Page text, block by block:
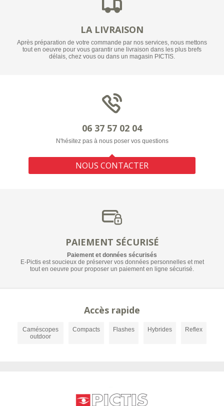
LA LIVRAISON
Après préparation de votre commande par nos services, nous mettons
tout en oeuvre pour vous garantir une livraison dans les plus brefs
délais, chez vous ou dans un magasin PICTIS.
06 37 57 02 04
N'hésitez pas à nous poser vos questions
NOUS CONTACTER
PAIEMENT SÉCURISÉ
Paiement et données sécurisés
E-Pictis est soucieux de préserver vos données personnelles et met
tout en oeuvre pour proposer un paiement en ligne sécurisé.
Accès rapide
Caméscopes
outdoor
Compacts Flashes Hybrides Reflex